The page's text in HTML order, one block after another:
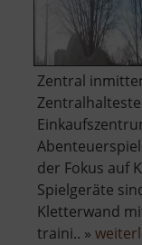
Zentral
der Fokus auf
Spielgeräte
Kletterwand
traini.. »